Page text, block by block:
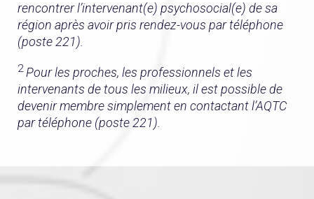
rencontrer l’intervenant(e) psychosocial(e) de sa
région après avoir pris rendez-vous par téléphone
(poste 221).
2 Pour les proches, les professionnels et les
intervenants de tous les milieux, il est possible de
devenir membre simplement en contactant l’AQTC
par téléphone (poste 221).